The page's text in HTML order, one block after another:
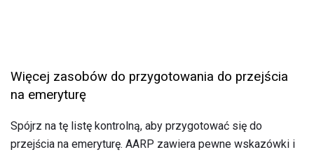
Więcej zasobów do przygotowania do przejścia
na emeryturę
Spójrz na tę listę kontrolną, aby przygotować się do
przejścia na emeryturę. AARP zawiera pewne wskazówki i